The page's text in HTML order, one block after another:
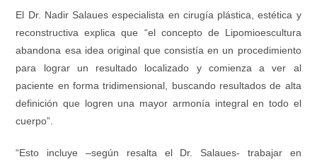
El Dr. Nadir Salaues especialista en cirugía plástica, estética y
reconstructiva explica que “el concepto de Lipomioescultura
abandona esa idea original que consistía en un procedimiento
para lograr un resultado localizado y comienza a ver al
paciente en forma tridimensional, buscando resultados de alta
definición que logren una mayor armonía integral en todo el
cuerpo”.
“Esto incluye –según resalta el Dr. Salaues- trabajar en